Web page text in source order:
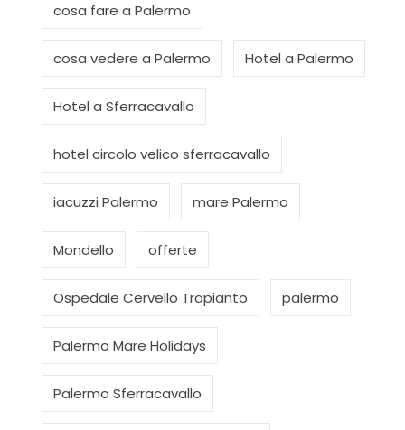
cosa fare a Palermo
cosa vedere a Palermo Hotel a Palermo
Hotel a Sferracavallo
hotel circolo velico sferracavallo
iacuzzi Palermo mare Palermo
Mondello offerte
Ospedale Cervello Trapianto palermo
Palermo Mare Holidays
Palermo Sferracavallo